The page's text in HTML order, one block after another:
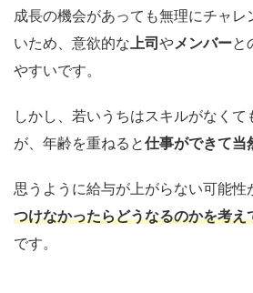
成長の機会があっても無理にチャレ
いため、意欲的な 上司 やメンバーと
やすいです。
しかし、若いうちはスキルがなくて
が、年齢を重ねると仕事ができて当
思うように給与が上がらない可能性
つけなかったらどうなるのかを考え
です。